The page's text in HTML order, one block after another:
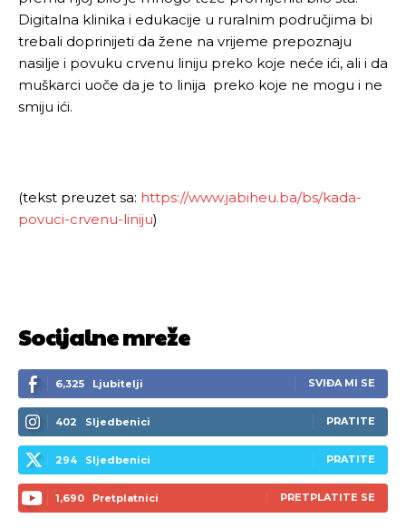
Digitalna klinika i edukacije u ruralnim područjima bi
trebali doprinijeti da žene na vrijeme prepoznaju
nasilje i povuku crvenu liniju preko koje neće ići, ali i da
muškarci uoče da je to linija preko koje ne mogu i ne
smiju ići.
(tekst preuzet sa: https://www.jabiheu.ba/bs/kada-
povuci-crvenu-liniju)
Socijalne mreže
6,325 Ljubitelji SVIĐA MI SE
402 Sljedbenici PRATITE
294 Sljedbenici PRATITE
1,690 Pretplatnici PRETPLATITE SE